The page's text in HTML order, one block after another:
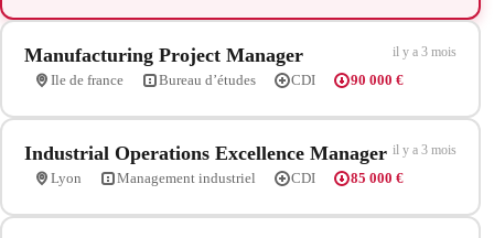
Manufacturing Project Manager il y a 3 mois
Ile de france Bureau d’études CDI 90 000 €
Industrial Operations Excellence Manager il y a 3 mois
Lyon Management industriel CDI 85 000 €